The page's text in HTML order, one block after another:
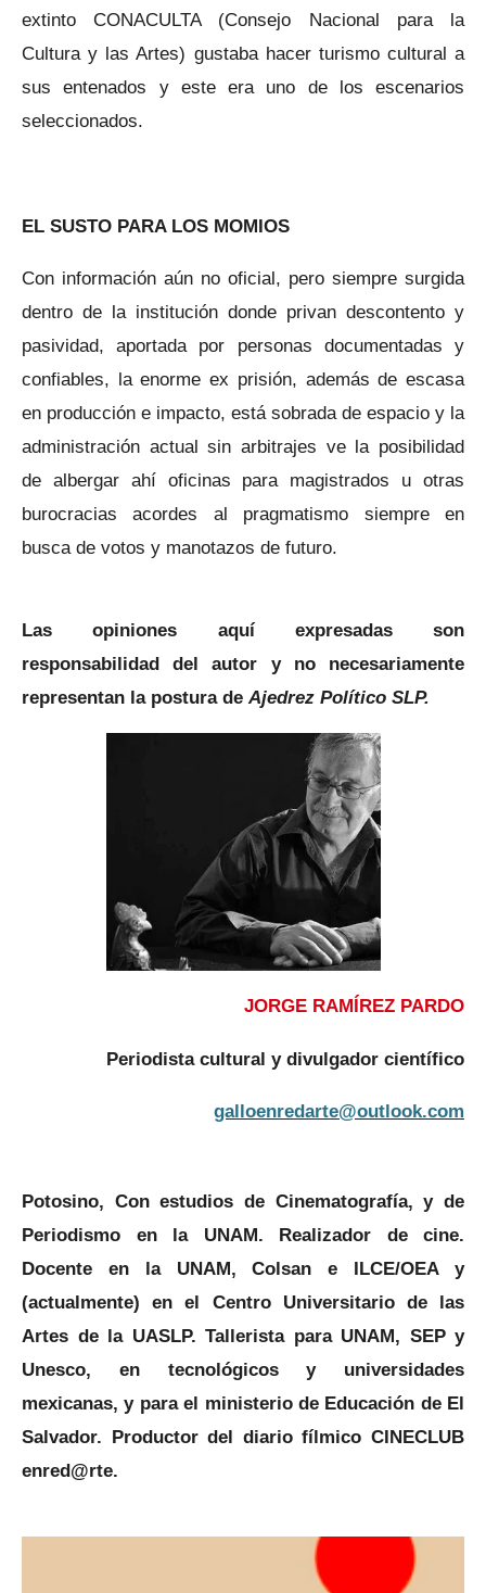
extinto CONACULTA (Consejo Nacional para la
Cultura y las Artes) gustaba hacer turismo cultural a
sus entenados y este era uno de los escenarios
seleccionados.
EL SUSTO PARA LOS MOMIOS
Con información aún no oficial, pero siempre surgida
dentro de la institución donde privan descontento y
pasividad, aportada por personas documentadas y
confiables, la enorme ex prisión, además de escasa
en producción e impacto, está sobrada de espacio y la
administración actual sin arbitrajes ve la posibilidad
de albergar ahí oficinas para magistrados u otras
burocracias acordes al pragmatismo siempre en
busca de votos y manotazos de futuro.
Las opiniones aquí expresadas son
responsabilidad del autor y no necesariamente
representan la postura de Ajedrez Político SLP.
JORGE RAMÍREZ PARDO
Periodista cultural y divulgador científico
galloenredarte@outlook.com
Potosino, Con estudios de Cinematografía, y de
Periodismo en la UNAM. Realizador de cine.
Docente en la UNAM, Colsan e ILCE/OEA y
(actualmente) en el Centro Universitario de las
Artes de la UASLP. Tallerista para UNAM, SEP y
Unesco, en tecnológicos y universidades
mexicanas, y para el ministerio de Educación de El
Salvador. Productor del diario fílmico CINECLUB
enred@rte.